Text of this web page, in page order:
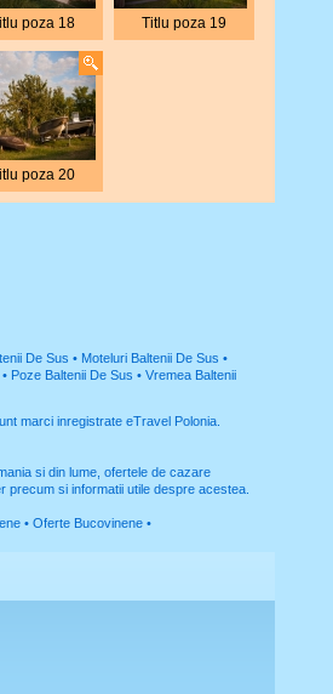
poza 18 Titlu poza 19
poza 20
De Sus • Moteluri Baltenii De Sus •
• Poze Baltenii De Sus • Vremea Baltenii
marci inregistrate eTravel Polonia
si din lume, ofertele de cazare
precum si informatii utile despre acestea.
• Oferte Bucovinene •